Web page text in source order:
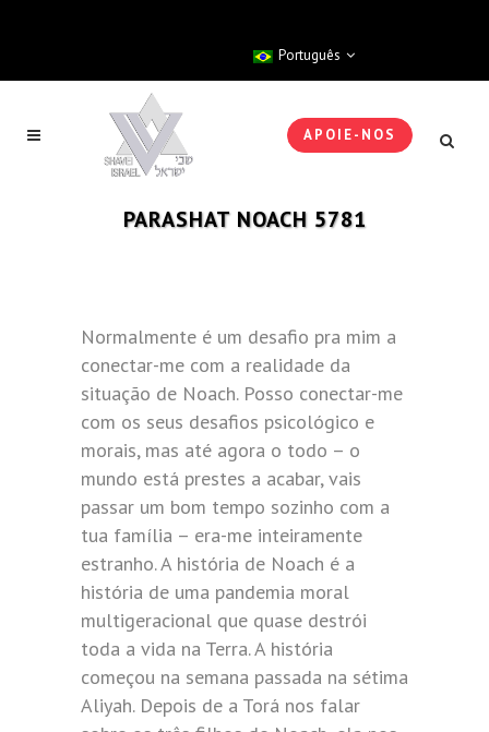
Português
APOIE-NOS
PARASHAT NOACH 5781
Normalmente é um desafio pra mim a
conectar-me com a realidade da
situação de Noach. Posso conectar-me
com os seus desafios psicológico e
morais, mas até agora o todo – o
mundo está prestes a acabar, vais
passar um bom tempo sozinho com a
tua família – era-me inteiramente
estranho. A história de Noach é a
história de uma pandemia moral
multigeracional que quase destrói
toda a vida na Terra. A história
começou na semana passada na sétima
Aliyah. Depois de a Torá nos falar